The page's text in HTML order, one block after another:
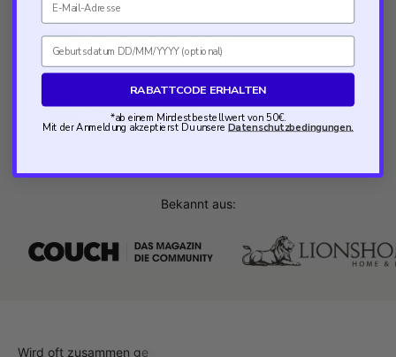
Tipps & Empfehlungen: So nutzt du das 3-
teilige Amelie Set optimal
Versand & Retoure
Bekannt aus:
Geburtsdatum
RABATTCODE ERHALTEN
*ab einem Mindestbestellwert von 50€.
Mit der Anmeldung akzeptierst Du unsere Datenschutzbedingungen.